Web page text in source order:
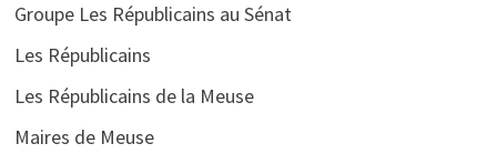
Groupe Les Républicains au Sénat
Les Républicains
Les Républicains de la Meuse
Maires de Meuse